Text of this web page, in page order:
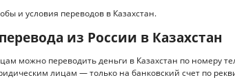
и условия переводов в Казахстан.
из России в Казахстан
можно переводить деньги в Казахстан по номеру
лицам — только на банковский счет по